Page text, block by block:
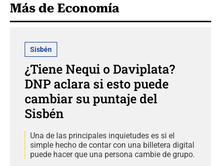
Más de Economía
Sisbén
¿Tiene Nequi o Daviplata?
DNP aclara si esto puede
cambiar su puntaje del
Sisbén
Una de las principales inquietudes es si el
simple hecho de contar con una billetera digital
puede hacer que una persona cambie de grupo.